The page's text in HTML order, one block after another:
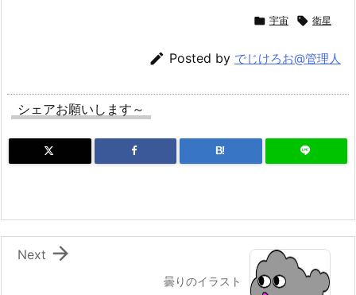
 宇宙  衛星
 Posted by でじけろお@管理人
シェアお願いします～
B!
曇りのイラスト

Next